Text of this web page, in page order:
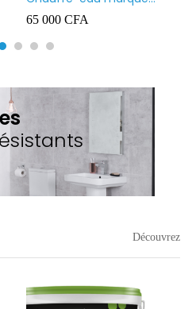
VENUS 50L
65 000 CFA
Découvrez